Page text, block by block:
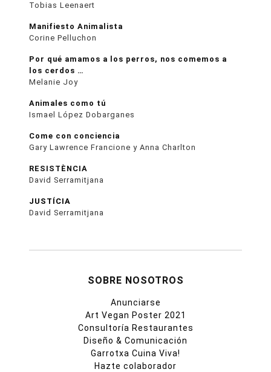
Tobias Leenaert
Manifiesto Animalista
Corine Pelluchon
Por qué amamos a los perros, nos comemos a
los cerdos …
Melanie Joy
Animales como tú
Ismael López Dobarganes
Come con conciencia
Gary Lawrence Francione y Anna Charlton
RESISTÈNCIA
David Serramitjana
JUSTÍCIA
David Serramitjana
SOBRE NOSOTROS
Anunciarse
Art Vegan Poster 2021
Consultoría Restaurantes
Diseño & Comunicación
Garrotxa Cuina Viva!
Hazte colaborador